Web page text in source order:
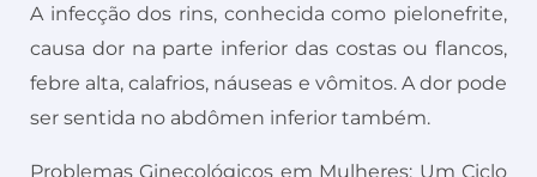
A infecção dos rins, conhecida como pielonefrite,
causa dor na parte inferior das costas ou flancos,
febre alta, calafrios, náuseas e vômitos. A dor pode
ser sentida no abdômen inferior também.
Problemas Ginecológicos em Mulheres: Um Ciclo